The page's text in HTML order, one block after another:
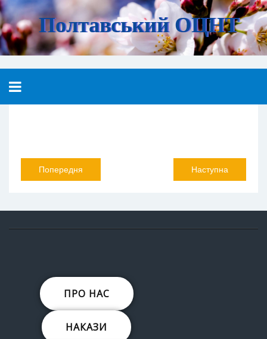
Полтавський ОЦНТ
Попередня Наступна
ПРО НАС
НАКАЗИ